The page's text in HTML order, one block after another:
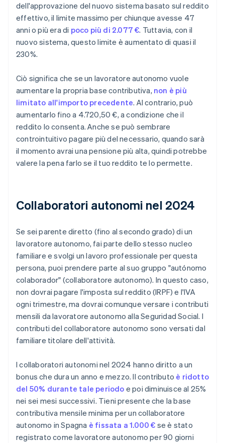
dell'approvazione del nuovo sistema basato sul reddito
effettivo, il limite massimo per chiunque avesse 47
anni o più era di poco più di 2.077 €. Tuttavia, con il
nuovo sistema, questo limite è aumentato di quasi il
230%.
Ciò significa che se un lavoratore autonomo vuole
aumentare la propria base contributiva, non è più
limitato all'importo precedente. Al contrario, può
aumentarlo fino a 4.720,50 €, a condizione che il
reddito lo consenta. Anche se può sembrare
controintuitivo pagare più del necessario, quando sarà
il momento avrai una pensione più alta, quindi potrebbe
valere la pena farlo se il tuo reddito te lo permette.
Collaboratori autonomi nel 2024
Se sei parente diretto (fino al secondo grado) di un
lavoratore autonomo, fai parte dello stesso nucleo
familiare e svolgi un lavoro professionale per questa
persona, puoi prendere parte al suo gruppo "autónomo
colaborador" (collaboratore autonomo). In questo caso,
non dovrai pagare l'imposta sul reddito (IRPF) e l'IVA
ogni trimestre, ma dovrai comunque versare i contributi
mensili da lavoratore autonomo alla Seguridad Social. I
contributi del collaboratore autonomo sono versati dal
familiare titolare dell'attività.
I collaboratori autonomi nel 2024 hanno diritto a un
bonus che dura un anno e mezzo. Il contributo è ridotto
del 50% durante tale periodo e poi diminuisce al 25%
nei sei mesi successivi. Tieni presente che la base
contributiva mensile minima per un collaboratore
autonomo in Spagna è fissata a 1.000 € se è stato
registrato come lavoratore autonomo per 90 giorni